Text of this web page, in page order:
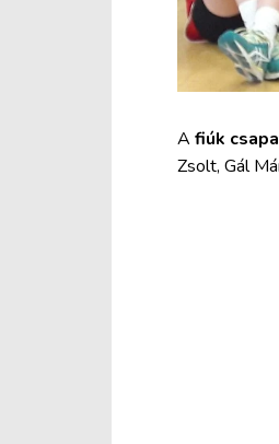
A fiúk
Zsolt, Gál